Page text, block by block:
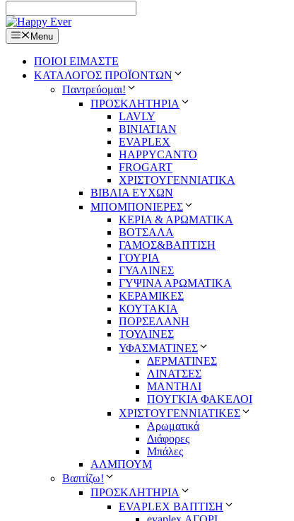
Menu
ΠΟΙΟΙ ΕΙΜΑΣΤΕ
ΚΑΤΑΛΟΓΟΣ ΠΡΟΪΟΝΤΩΝ
Παντρεύομαι!
ΠΡΟΣΚΛΗΤΗΡΙΑ
LAVLY
BINIATIAN
EVAPLEX
HAPPYCANTO
FROGART
ΧΡΙΣΤΟΥΓΕΝΝΙΑΤΙΚΑ
ΒΙΒΛΙΑ ΕΥΧΩΝ
ΜΠΟΜΠΟΝΙΕΡΕΣ
ΚΕΡΙΑ & ΑΡΩΜΑΤΙΚΑ
ΒΟΤΣΑΛΑ
ΓΑΜΟΣ&ΒΑΠΤΙΣΗ
ΓΟΥΡΙΑ
ΓΥΑΛΙΝΕΣ
ΓΥΨΙΝΑ ΑΡΩΜΑΤΙΚΑ
ΚΕΡΑΜΙΚΕΣ
ΚΟΥΤΑΚΙΑ
ΠΟΡΣΕΛΑΝΗ
ΤΟΥΛΙΝΕΣ
ΥΦΑΣΜΑΤΙΝΕΣ
ΔΕΡΜΑΤΙΝΕΣ
ΛΙΝΑΤΣΕΣ
ΜΑΝΤΗΛΙ
ΠΟΥΓΚΙΑ ΦΑΚΕΛΟΙ
ΧΡΙΣΤΟΥΓΕΝΝΙΑΤΙΚΕΣ
Αρωματικά
Διάφορες
Μπάλες
ΑΛΜΠΟΥΜ
Βαπτίζω!
ΠΡΟΣΚΛΗΤΗΡΙΑ
EVAPLEX ΒΑΠΤΙΣΗ